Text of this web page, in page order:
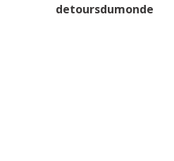
detoursdumonde